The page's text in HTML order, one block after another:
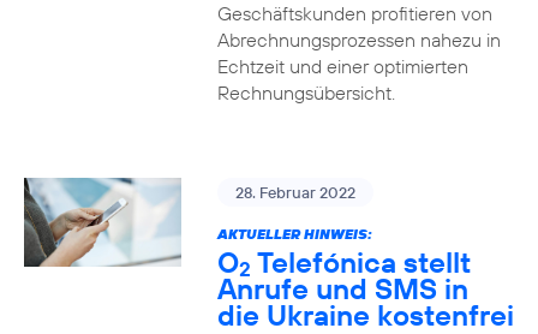
Geschäftskunden profitieren von
Abrechnungsprozessen nahezu in
Echtzeit und einer optimierten
Rechnungsübersicht.
28. Februar 2022
AKTUELLER HINWEIS:
O2 Telefónica stellt
Anrufe und SMS in
die Ukraine kostenfrei